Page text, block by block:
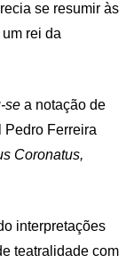
se resumir às
rei da
sea notação de
Pedro Ferreira
Coronatus,
interpretações
teatralidade com